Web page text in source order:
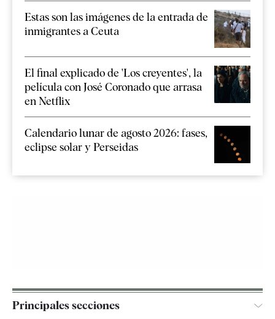
Estas son las imágenes de la entrada de
inmigrantes a Ceuta
El final explicado de 'Los creyentes', la
película con José Coronado que arrasa
en Netflix
Calendario lunar de agosto 2026: fases,
eclipse solar y Perseidas
Principales secciones